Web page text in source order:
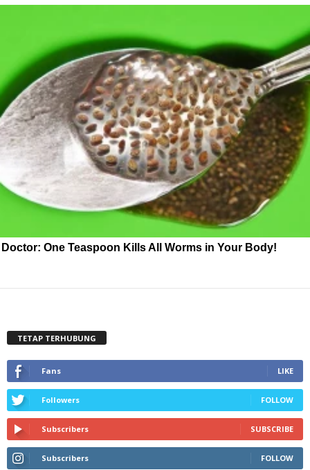
Doctor: One Teaspoon Kills All Worms in Your Body!
TETAP TERHUBUNG
Fans LIKE
Followers FOLLOW
Subscribers SUBSCRIBE
Subscribers FOLLOW